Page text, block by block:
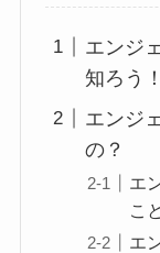
エンジ
知ろう！
エンジ
の？
エ
こ
エ